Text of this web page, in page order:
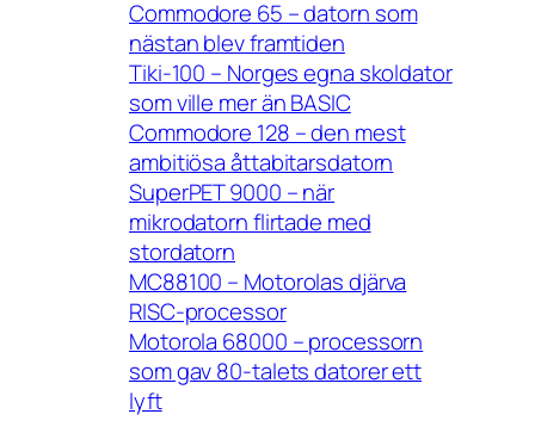
Commodore 65 – datorn som
nästan blev framtiden
Tiki-100 – Norges egna skoldator
som ville mer än BASIC
Commodore 128 – den mest
ambitiösa åttabitarsdatorn
SuperPET 9000 – när
mikrodatorn flirtade med
stordatorn
MC88100 – Motorolas djärva
RISC-processor
Motorola 68000 – processorn
som gav 80-talets datorer ett
lyft